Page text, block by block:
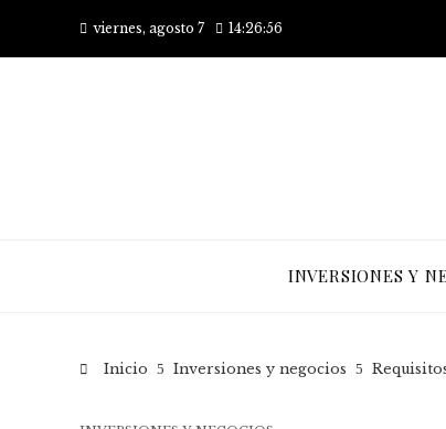
viernes, agosto 7 14:26:57
INVERSIONES Y
Inicio Inversiones y negocios